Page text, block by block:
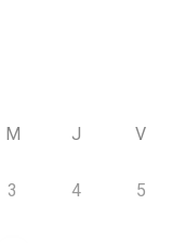
M J V
3 4 5